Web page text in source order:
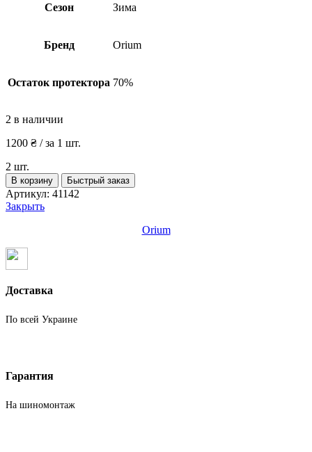
Сезон Зима
Бренд Orium
Остаток протектора 70%
2 в наличии
1200 ₴ / за 1 шт.
2 шт.
Количество
товара
Шины
R17
В корзину Быстрый заказ
Артикул: 41142
Закрыть
Orium
Доставка
По всей Украине
Гарантия
На шиномонтаж